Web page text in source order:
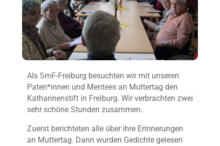
Als SmF-Freiburg besuchten wir mit unseren
Paten*innen und Mentees an Muttertag den
Katharinenstift in Freiburg. Wir verbrachten zwei
sehr schöne Stunden zusammen.
Zuerst berichteten alle über ihre Erinnerungen
an Muttertag. Dann wurden Gedichte gelesen